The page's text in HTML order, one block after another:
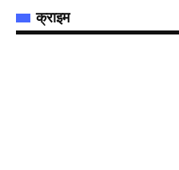
क्राइम